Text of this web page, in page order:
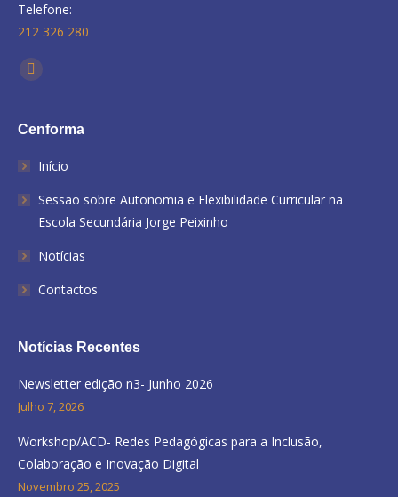
Telefone:
212 326 280
Find us on:
Facebook
Cenforma
Início
Sessão sobre Autonomia e Flexibilidade Curricular na
Escola Secundária Jorge Peixinho
Notícias
Contactos
Notícias Recentes
Newsletter edição n3- Junho 2026
Julho 7, 2026
Workshop/ACD- Redes Pedagógicas para a Inclusão,
Colaboração e Inovação Digital
Novembro 25, 2025